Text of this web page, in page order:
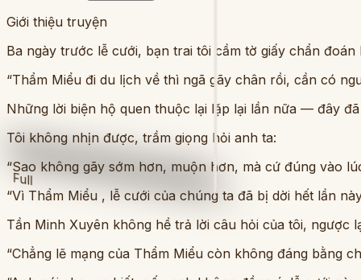
Full
Giới thiệu truyện
Ba ngày trước lễ cưới, bạn trai tôi cầm tờ giấy chẩn
“Thẩm Miểu đi du lịch về thì ngã gãy chân rồi, cần có
Những lời biện hộ quen thuộc lại lặp lại lần nữa — đây
Tôi không nhịn được, trầm giọng hỏi anh ta:
“Sao không gãy sớm hơn, muộn hơn, mà cứ đúng vào
“Vì Thẩm Miểu , lễ cưới của chúng ta đã bị dời hết lần
Tần Minh Xuyên không hề trả lời câu hỏi của tôi, ngược
“Chẳng lẽ mạng của Thẩm Miểu còn không đáng bằng